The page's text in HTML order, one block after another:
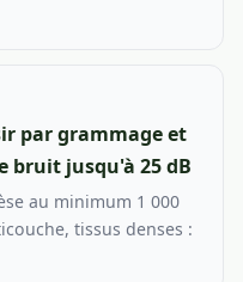
par grammage et
bruit jusqu'à 25 dB
au minimum 1 000
tissus denses :